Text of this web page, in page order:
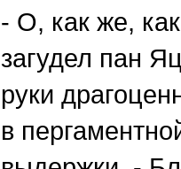
- О, как же,
загудел пан
руки
в